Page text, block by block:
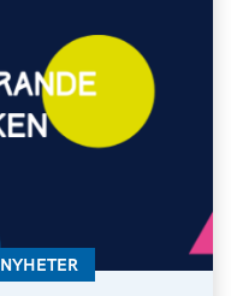
KATEGORI:
NYHETER